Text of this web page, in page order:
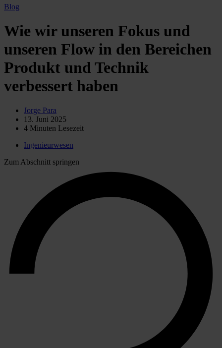
Blog
Wie wir unseren Fokus und
unseren Flow in den Bereichen
Produkt und Technik
verbessert haben
Jorge Para
13. Juni 2025
4 Minuten Lesezeit
Ingenieurwesen
Zum Abschnitt springen